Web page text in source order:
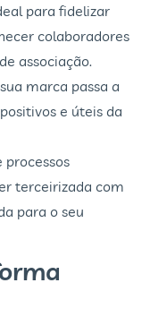
para fidelizar
colaboradores
associação.
sua marca passa a
e úteis da
processos
terceirizada com
para o seu